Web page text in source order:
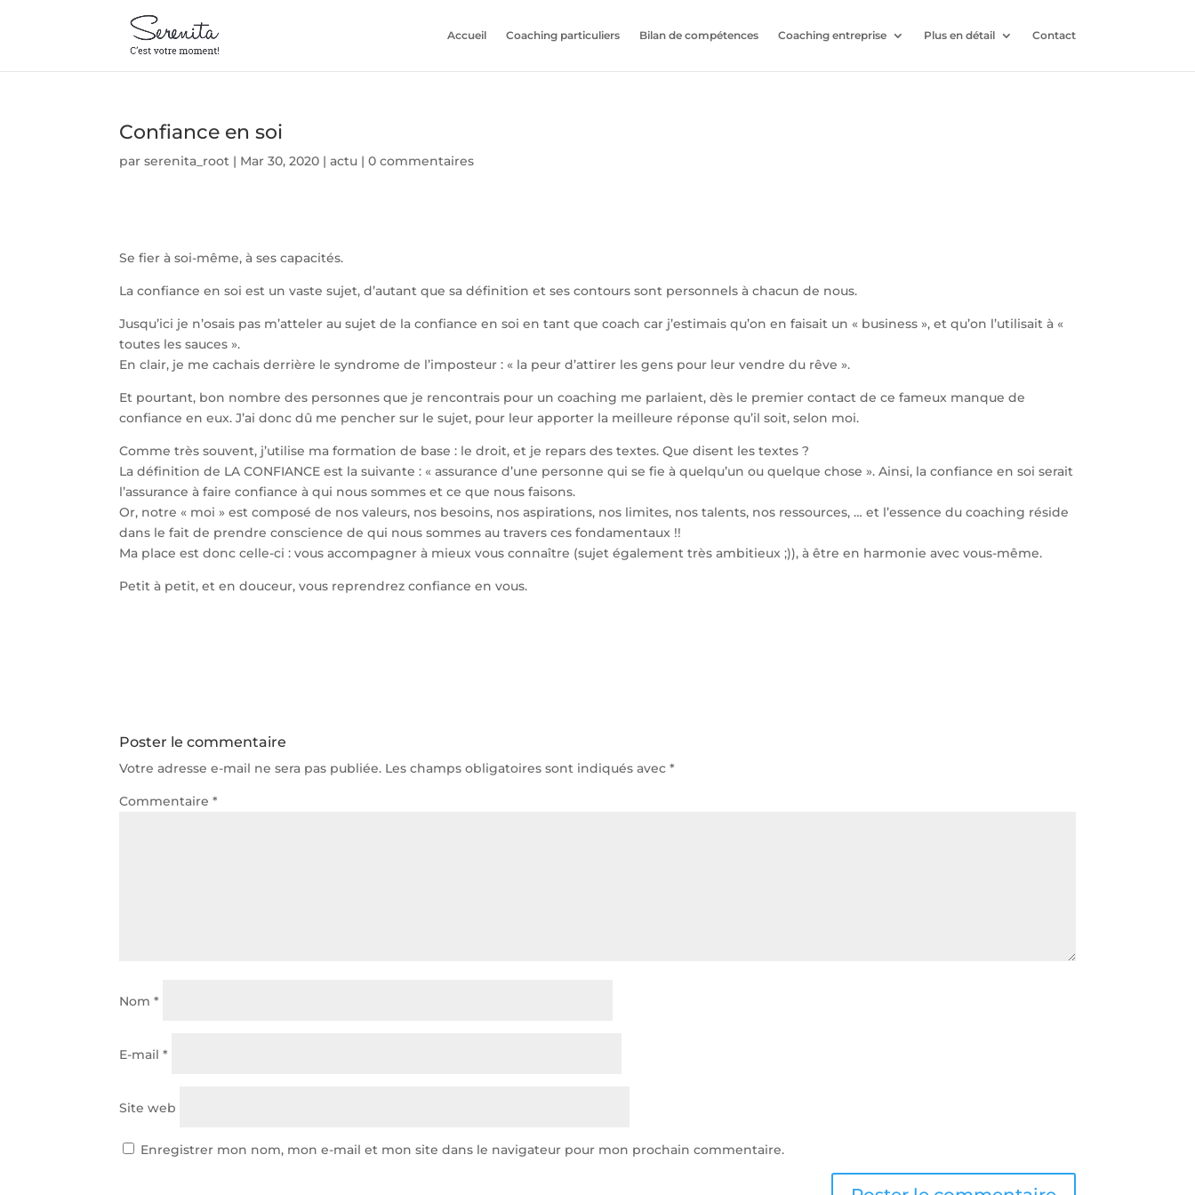
Accueil Coaching particuliers Bilan de compétences Coaching entreprise Plus en détail Contact
Confiance en soi
parserenita_root | Mar 30, 2020 |actu |0 commentaires
Se fier à soi-même, à ses capacités.
La confiance en soi est un vaste sujet, d’autant que sa définition et ses contours sont personnels à chacun de nous.
Jusqu’ici je n’osais pas m’atteler au sujet de la confiance en soi en tant que coach car j’estimais qu’on en faisait un « business », et qu’on l’utilisait à «
toutes les sauces ».
En clair, je me cachais derrière le syndrome de l’imposteur : « la peur d’attirer les gens pour leur vendre du rêve ».
Et pourtant, bon nombre des personnes que je rencontrais pour un coaching me parlaient, dès le premier contact de ce fameux manque de
confiance en eux. J’ai donc dû me pencher sur le sujet, pour leur apporter la meilleure réponse qu’il soit, selon moi.
Comme très souvent, j’utilise ma formation de base : le droit, et je repars des textes. Que disent les textes ?
La définition de LA CONFIANCE est la suivante : « assurance d’une personne qui se fie à quelqu’un ou quelque chose ». Ainsi, la confiance en soi serait
l’assurance à faire confiance à qui nous sommes et ce que nous faisons.
Or, notre « moi » est composé de nos valeurs, nos besoins, nos aspirations, nos limites, nos talents, nos ressources, … et l’essence du coaching réside
dans le fait de prendre conscience de qui nous sommes au travers ces fondamentaux !!
Ma place est donc celle-ci : vous accompagner à mieux vous connaître (sujet également très ambitieux ;)), à être en harmonie avec vous-même.
Petit à petit, et en douceur, vous reprendrez confiance en vous.
Poster le commentaire
Votre adresse e-mail ne sera pas publiée. Les champs obligatoires sont indiqués avec*
Commentaire*
Nom*
E-mail*
Site web
Enregistrer mon nom, mon e-mail et mon site dans le navigateur pour mon prochain commentaire.